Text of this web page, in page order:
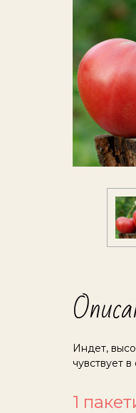
Индет,
чувствует
1